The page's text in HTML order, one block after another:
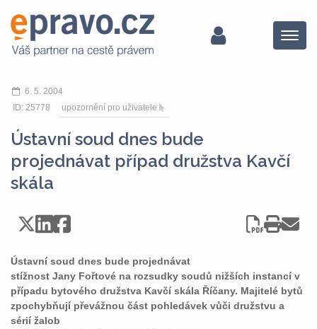
Menu
6. 5. 2004
ID: 25778
upozornění pro uživatele
Ústavní soud dnes bude
projednávat případ družstva Kavčí
skála
Ústavní soud dnes bude projednávat
stížnost Jany Fořtové na rozsudky soudů nižších instancí v
případu bytového družstva Kavčí skála Říčany. Majitelé bytů
zpochybňují převážnou část pohledávek vůči družstvu a
sérií žalob